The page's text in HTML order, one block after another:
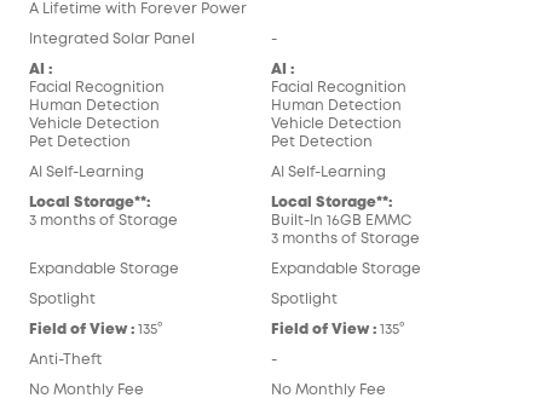
A Lifetime with Forever Power
Integrated Solar Panel
AI :
Facial Recognition
Human Detection
Vehicle Detection
Pet Detection
AI Self-Learning
Local Storage**:
3 months of Storage
Expandable Storage
Spotlight
Field of View : 135°
Anti-Theft
No Monthly Fee
-
AI :
Facial Recognition
Human Detection
Vehicle Detection
Pet Detection
AI Self-Learning
Local Storage**:
Built-In 16GB EMMC
3 months of Storage
Expandable Storage
Spotlight
Field of View : 135°
-
No Monthly Fee